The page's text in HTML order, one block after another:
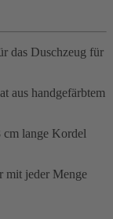
das Duschzeug für
aus handgefärbtem
cm lange Kordel
mit jeder Menge